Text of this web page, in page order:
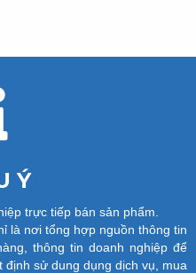
Ý
trực tiếp bán sản phẩm.
là nơi tổng hợp nguồn thông tin
thông tin doanh nghiệp để
sử dung dụng dịch vụ, mua